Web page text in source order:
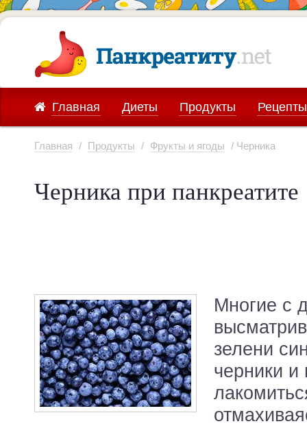
Главная Диеты Продукты Рецепты
Главная / Продукты / Фрукты и ягоды / Черника
Черника при панкреатите
Многие с
зелени
черники и